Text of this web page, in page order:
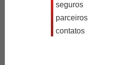
seguros
parceiros
contatos